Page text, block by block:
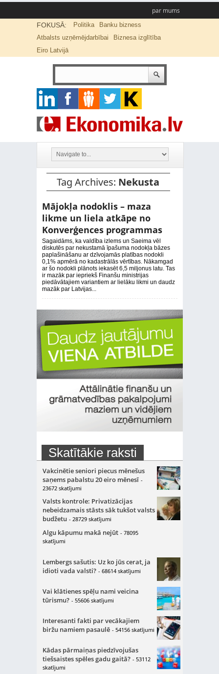
par mums
FOKUSĀ: Politika
Banku bizness
Atbalsts uzņēmējdarbībai
Biznesa izglītība
Eiro Latvijā
Tag Archives: Nekusta
Mājokļa nodoklis – maza
likme un liela atkāpe no
Konverģences programmas
Sagaidāms, ka valdība izlems un Saeima vēl
diskutēs par nekustamā īpašuma nodokļa bāzes
paplašināšanu ar dzīvojamās platības nodokli
0,1% apmērā no kadastrālās vērtības. Nākamgad
ar šo nodokli plānots iekasēt 6,5 miljonus latu. Tas
ir mazāk par iepriekš Finanšu ministrijas
piedāvātajiem variantiem ar lielāku likmi un daudz
mazāk par Latvijas...
Skatītākie raksti
Vakcinētie seniori piecus mēnešus
saņems pabalstu 20 eiro mēnesī -
23672 skatījumi
Valsts kontrole: Privatizācijas
nebeidzamais stāsts sāk tukšot valsts
budžetu - 28729 skatījumi
Algu kāpumu makā nejūt - 78095
skatījumi
Lembergs sašutis: Uz ko jūs cerat, ja
idioti vada valsti? - 68614 skatījumi
Vai klātienes spēļu nami veicina
tūrismu? - 55606 skatījumi
Interesanti fakti par vecākajiem
biržu namiem pasaulē - 54156 skatījumi
Kādas pārmaiņas piedzīvojušas
tiešsaistes spēles gadu gaitā? - 53112
skatījumi